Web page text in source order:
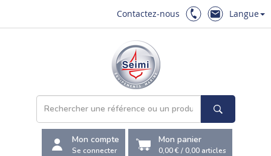
Contactez-nous Langue
Mon compte
Se connecter
Mon panier
0,00 €/0,00 articles